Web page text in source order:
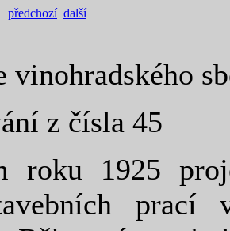
předchozí další
vinohradského
z čísla 45
roku 1925